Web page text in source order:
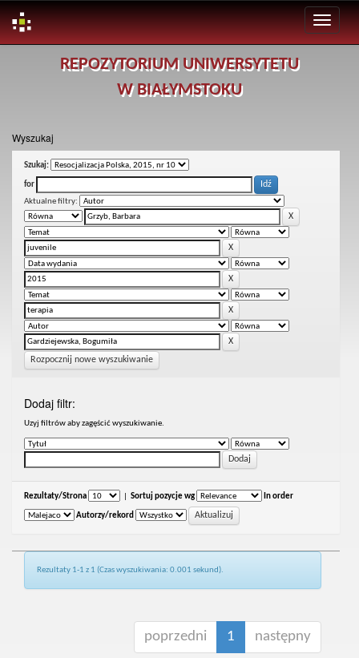
REPOZYTORIUM UNIWERSYTETU
W BIAŁYMSTOKU
Wyszukaj
Szukaj:
for
Aktualne filtry:
Rozpocznij nowe wyszukiwanie
Dodaj filtr:
Uzyj filtrów aby zagęścić wyszukiwanie.
Rezultaty/Strona Sortuj pozycje wg In order
Autorzy/rekord
Rezultaty 1-1 z 1 (Czas wyszukiwania: 0.001 sekund).
poprzedni 1 następny